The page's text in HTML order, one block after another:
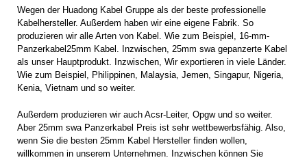
Wegen der Huadong Kabel Gruppe als der beste professionelle
Kabelhersteller. Außerdem haben wir eine eigene Fabrik. So
produzieren wir alle Arten von Kabel. Wie zum Beispiel, 16-mm-
Panzerkabel 25mm Kabel. Inzwischen, 25mm swa gepanzerte Kabel
als unser Hauptprodukt. Inzwischen, Wir exportieren in viele Länder.
Wie zum Beispiel, Philippinen, Malaysia, Jemen, Singapur, Nigeria,
Kenia, Vietnam und so weiter.
Außerdem produzieren wir auch Acsr-Leiter, Opgw und so weiter.
Aber 25mm swa Panzerkabel Preis ist sehr wettbewerbsfähig. Also,
wenn Sie die besten 25mm Kabel Hersteller finden wollen,
willkommen in unserem Unternehmen. Inzwischen können Sie